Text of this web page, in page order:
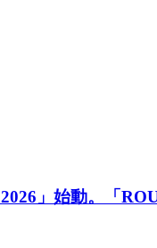
」始動。「